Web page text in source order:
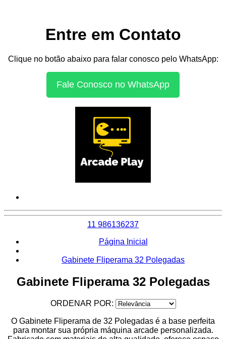
Entre em Contato
Clique no botão abaixo para falar conosco pelo WhatsApp:
Fale Conosco no WhatsApp
11 986136237
Página Inicial
Gabinete Fliperama 32 Polegadas
Gabinete Fliperama 32 Polegadas
ORDENAR POR:
O Gabinete Fliperama de 32 Polegadas é a base perfeita
para montar sua própria máquina arcade personalizada.